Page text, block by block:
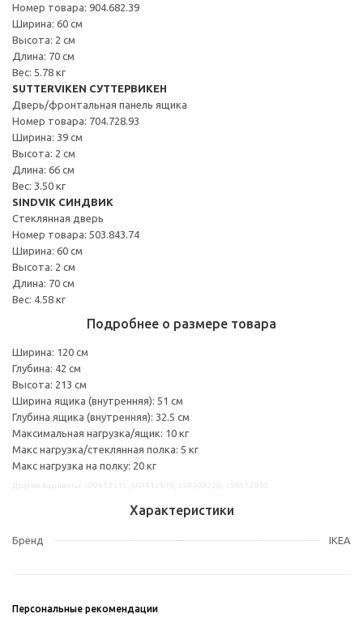
Номер товара: 904.682.39
Ширина: 60 см
Высота: 2 см
Длина: 70 см
Вес: 5.78 кг
SUTTERVIKEN СУТТЕРВИКЕН
Дверь/фронтальная панель ящика
Номер товара: 704.728.93
Ширина: 39 см
Высота: 2 см
Длина: 66 см
Вес: 3.50 кг
SINDVIK СИНДВИК
Стеклянная дверь
Номер товара: 503.843.74
Ширина: 60 см
Высота: 2 см
Длина: 70 см
Вес: 4.58 кг
Подробнее о размере товара
Ширина: 120 см
Глубина: 42 см
Высота: 213 см
Ширина ящика (внутренняя): 51 см
Глубина ящика (внутренняя): 32.5 см
Максимальная нагрузка/ящик: 10 кг
Макс нагрузка/стеклянная полка: 5 кг
Макс нагрузка на полку: 20 кг
Характеристики
Бренд IKEA
Персональные рекомендации